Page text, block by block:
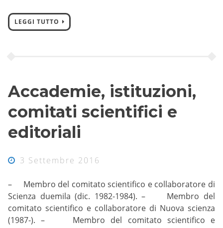
LEGGI TUTTO
Accademie, istituzioni,
comitati scientifici e
editoriali
3 Settembre 2016
– Membro del comitato scientifico e collaboratore di
Scienza duemila (dic. 1982-1984). – Membro del
comitato scientifico e collaboratore di Nuova scienza
(1987-). – Membro del comitato scientifico e